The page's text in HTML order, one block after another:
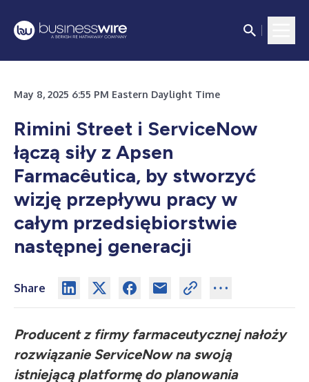
May 8, 2025 6:55 PM Eastern Daylight Time
Rimini Street i ServiceNow
łączą siły z Apsen
Farmacêutica, by stworzyć
wizję przepływu pracy w
całym przedsiębiorstwie
następnej generacji
Share
Producent z firmy farmaceutycznej nałoży
rozwiązanie ServiceNow na swoją
istniejącą platformę do planowania